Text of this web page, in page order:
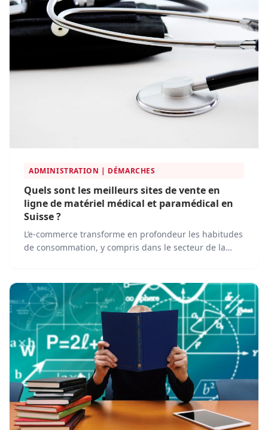
ADMINISTRATION | DÉMARCHES
Quels sont les meilleurs sites de vente en
ligne de matériel médical et paramédical en
Suisse ?
L’e-commerce transforme en profondeur les habitudes
de consommation, y compris dans le secteur de la
par l’essor de plateformes spécialisées qui simplifient
l’accès aux produits de santé pour les professionnels
et les particuliers.